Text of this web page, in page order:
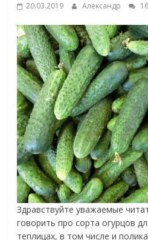
20.03.2019 Александр
Здравствуйте уважаемые
говорить про сорта огурцов
теплицах, в том числе и